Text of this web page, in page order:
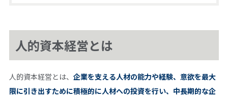
人的資本経営とは
人的資本経営とは、 企業を支える人材の能力や経験、意欲を最大
限に引き出すために積極的に人材への投資を行い、中長期的な企